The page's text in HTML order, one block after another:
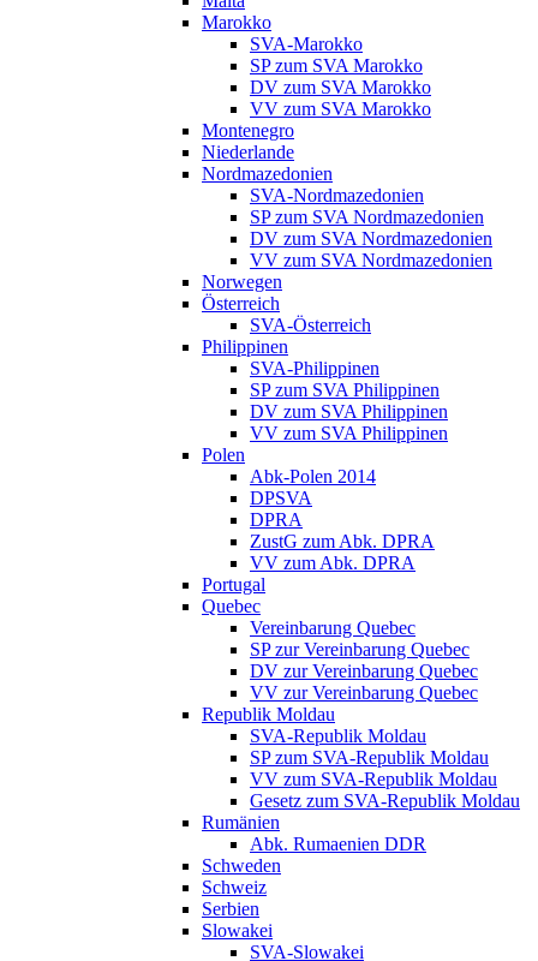
Marokko
SVA-Marokko
SP zum SVA Marokko
DV zum SVA Marokko
VV zum SVA Marokko
Montenegro
Niederlande
Nordmazedonien
SVA-Nordmazedonien
SP zum SVA Nordmazedonien
DV zum SVA Nordmazedonien
VV zum SVA Nordmazedonien
Norwegen
Österreich
SVA-Österreich
Philippinen
SVA-Philippinen
SP zum SVA Philippinen
DV zum SVA Philippinen
VV zum SVA Philippinen
Polen
Abk-Polen 2014
DPSVA
DPRA
ZustG zum Abk. DPRA
VV zum Abk. DPRA
Portugal
Quebec
Vereinbarung Quebec
SP zur Vereinbarung Quebec
DV zur Vereinbarung Quebec
VV zur Vereinbarung Quebec
Republik Moldau
SVA-Republik Moldau
SP zum SVA-Republik Moldau
VV zum SVA-Republik Moldau
Gesetz zum SVA-Republik Moldau
Rumänien
Abk. Rumaenien DDR
Schweden
Schweiz
Serbien
Slowakei
SVA-Slowakei